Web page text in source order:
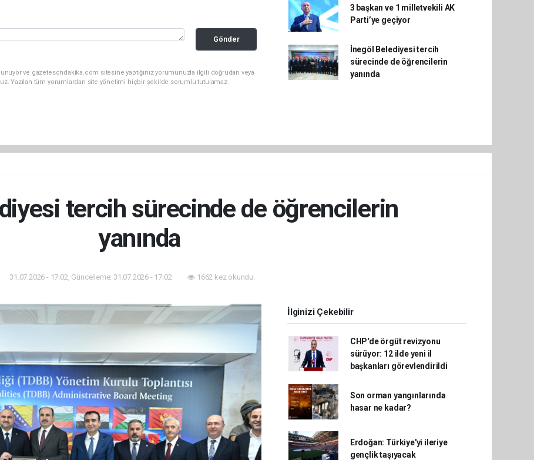
Gönder
ve gazetesondakika.com sitesine yaptığınız yorumunuzla ilgili doğrudan veya
Yazılan tüm yorumlardan site yönetimi hiçbir şekilde sorumlu tutulamaz.
3 başkan ve 1 milletvekili AK
Parti’ye geçiyor
İnegöl Belediyesi tercih
sürecinde de öğrencilerin
yanında
tercih sürecinde de öğrencilerin
yanında
31.07.2026 - 17:02, Güncelleme: 31.07.2026 - 17:02 1662 kez okundu.
İlginizi Çekebilir
CHP'de örgüt revizyonu
sürüyor: 12 ilde yeni il
başkanları görevlendirildi
Son orman yangınlarında
hasar ne kadar?
Erdoğan: Türkiye'yi ileriye
gençlik taşıyacak